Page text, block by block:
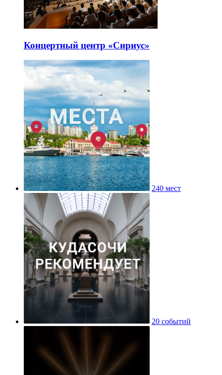
Концертный центр «Сириус»
240 мест
20 событий